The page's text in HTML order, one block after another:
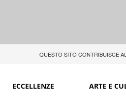
QUESTO SITO CONTRIBUISCE
ECCELLENZE ARTE E